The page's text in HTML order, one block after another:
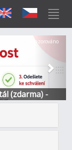
(zdarma) -
Další
Sponzorováno